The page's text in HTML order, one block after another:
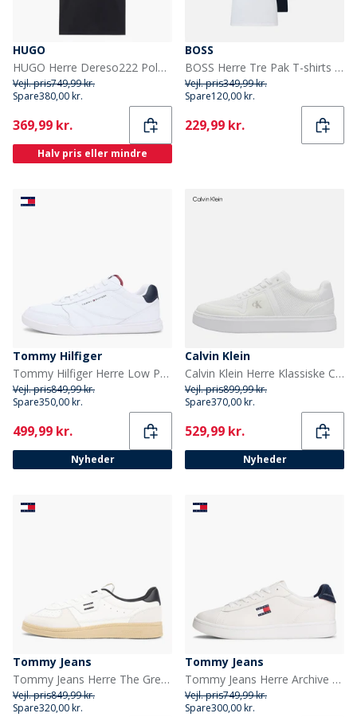
HUGO
HUGO Herre Dereso222 Polo Shirt Sort
Vejl. pris749,99 kr.
Spare380,00 kr.
Current
369,99 kr.
Halv pris eller mindre
BOSS
BOSS Herre Tre Pak T-shirts Open Miscellaneous
Vejl. pris349,99 kr.
Spare120,00 kr.
Current
229,99 kr.
Tommy Hilfiger
Tommy Hilfiger Herre Low Pro Læder Sneakers Hvid
Vejl. pris849,99 kr.
Spare350,00 kr.
Current
499,99 kr.
Nyheder
Calvin Klein
Calvin Klein Herre Klassiske Cupsole Træningssko Triple Bright White
Vejl. pris899,99 kr.
Spare370,00 kr.
Current
529,99 kr.
Nyheder
Tommy Jeans
Tommy Jeans Herre The Greenwich Træningssko Ecru/Sort
Vejl. pris849,99 kr.
Spare320,00 kr.
Tommy Jeans
Tommy Jeans Herre Archive 98 Træningssko Rwb
Vejl. pris749,99 kr.
Spare300,00 kr.